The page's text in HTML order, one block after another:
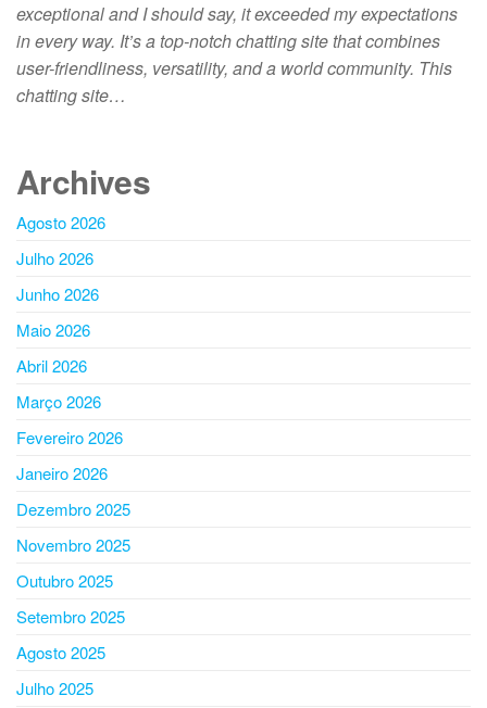
exceptional and I should say, it exceeded my expectations
in every way. It’s a top-notch chatting site that combines
user-friendliness, versatility, and a world community. This
chatting site…
Archives
Agosto 2026
Julho 2026
Junho 2026
Maio 2026
Abril 2026
Março 2026
Fevereiro 2026
Janeiro 2026
Dezembro 2025
Novembro 2025
Outubro 2025
Setembro 2025
Agosto 2025
Julho 2025